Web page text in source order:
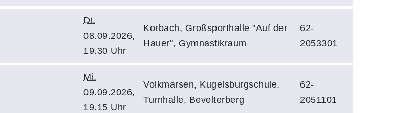
Di.
08.09.2026,
19.30 Uhr
Korbach, Großsporthalle "Auf der
Hauer", Gymnastikraum
62-
2053301
Mi.
09.09.2026,
19.15 Uhr
Volkmarsen, Kugelsburgschule,
Turnhalle, Bevelterberg
62-
2051101